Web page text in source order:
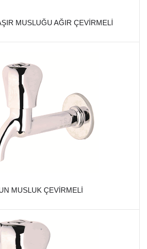
MUSLUĞU AĞIR ÇEVİRMELİ
MUSLUK ÇEVİRMELİ